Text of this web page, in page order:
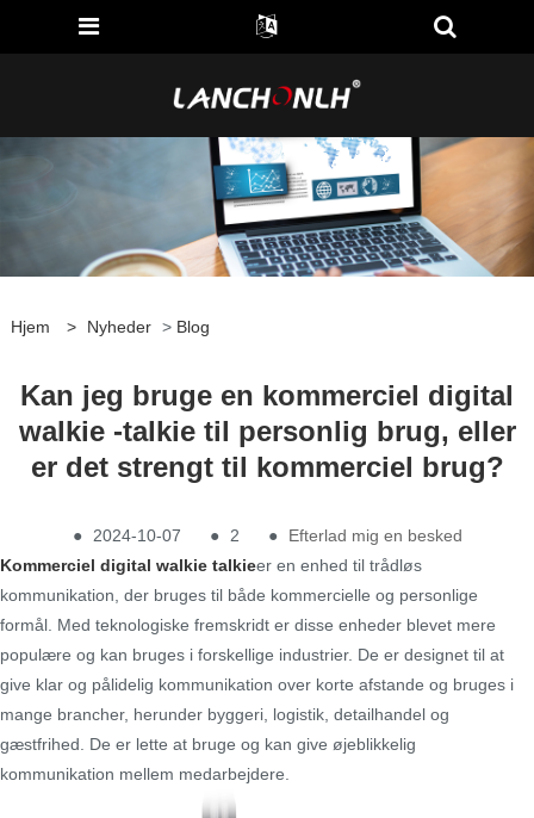
Hjem > Nyheder > Blog
Kan jeg bruge en kommerciel digital
walkie -talkie til personlig brug, eller
er det strengt til kommerciel brug?
● 2024-10-07 ● 2 ●
Efterlad mig en besked
Kommerciel digital walkie talkieer en enhed til trådløs
kommunikation, der bruges til både kommercielle og personlige
formål. Med teknologiske fremskridt er disse enheder blevet mere
populære og kan bruges i forskellige industrier. De er designet til at
give klar og pålidelig kommunikation over korte afstande og bruges i
mange brancher, herunder byggeri, logistik, detailhandel og
gæstfrihed. De er lette at bruge og kan give øjeblikkelig
kommunikation mellem medarbejdere.